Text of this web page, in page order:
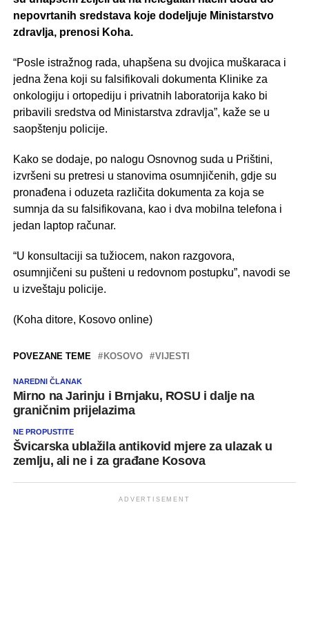
nepovrtanih sredstava koje dodeljuje Ministarstvo
zdravlja, prenosi Koha.
“Posle istražnog rada, uhapšena su dvojica muškaraca i
jedna žena koji su falsifikovali dokumenta Klinike za
onkologiju i ortopediju i privatnih laboratorija kako bi
pribavili sredstva od Ministarstva zdravlja”, kaže se u
saopštenju policije.
Kako se dodaje, po nalogu Osnovnog suda u Prištini,
izvršeni su pretresi u stanovima osumnjičenih, gdje su
pronađena i oduzeta različita dokumenta za koja se
sumnja da su falsifikovana, kao i dva mobilna telefona i
jedan laptop računar.
“U konsultaciji sa tužiocem, nakon razgovora,
osumnjičeni su pušteni u redovnom postupku”, navodi se
u izveštaju policije.
(Koha ditore, Kosovo online)
POVEZANE TEME KOSOVO VIJESTI
NAREDNI ČLANAK
Mirno na Jarinju i Brnjaku, ROSU i dalje na
graničnim prijelazima
NE PROPUSTITE
Švicarska ublažila antikovid mjere za ulazak u
zemlju, ali ne i za građane Kosova
ADVERTISEMENT